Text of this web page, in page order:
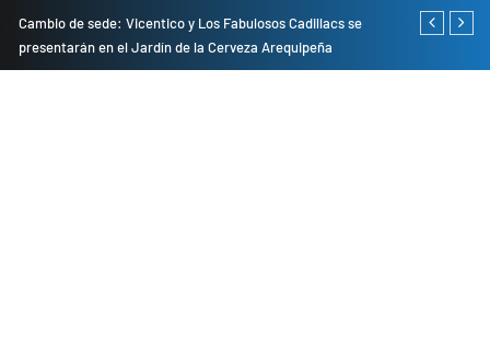
Cambio de sede: Vicentico y Los Fabulosos Cadillacs se
presentarán en el Jardín de la Cerveza Arequipeña
Empresas